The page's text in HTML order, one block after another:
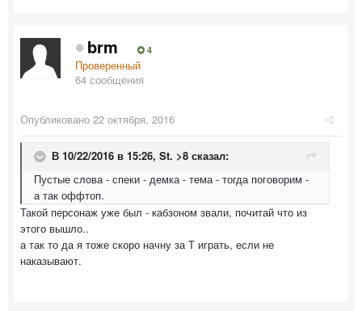
brm 4
Проверенный
64 сообщения
Опубликовано 22 октября, 2016
В 10/22/2016 в 15:26, St. >8 сказал:
Пустые слова - спеки - демка - тема - тогда поговорим -
а так оффтоп.
Такой персонаж уже был - кабзоном звали, почитай что из
этого вышло..
а так то да я тоже скоро начну за Т играть, если не
наказывают.